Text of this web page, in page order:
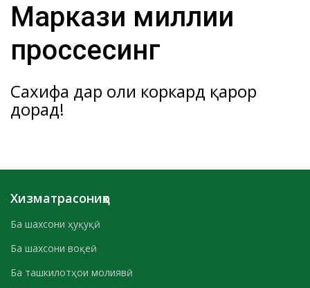
Маркази миллии
проссесингӣ
Сахифа дар ҳоли коркард қарор
дорад!
Хизматрасониҳо
Ба шахсони ҳуқуқӣ
Ба шахсони воқеӣ
Ба ташкилотҳои молиявӣ